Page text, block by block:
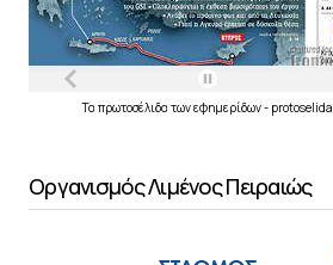
Τα πρωτοσέλιδα τωνεφημερίδων- protoselida
Οργανισμός Λιμένος Πειραιώς